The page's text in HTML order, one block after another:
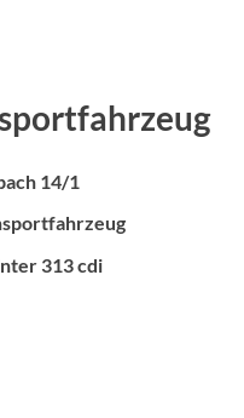
14/1
313 cdi